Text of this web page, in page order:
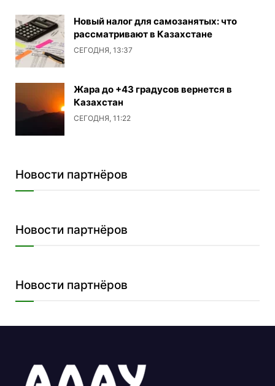
Новый налог для самозанятых: что
рассматривают в Казахстане
СЕГОДНЯ, 13:37
Жара до +43 градусов вернется в
Казахстан
СЕГОДНЯ, 11:22
Новости партнёров
Новости партнёров
Новости партнёров